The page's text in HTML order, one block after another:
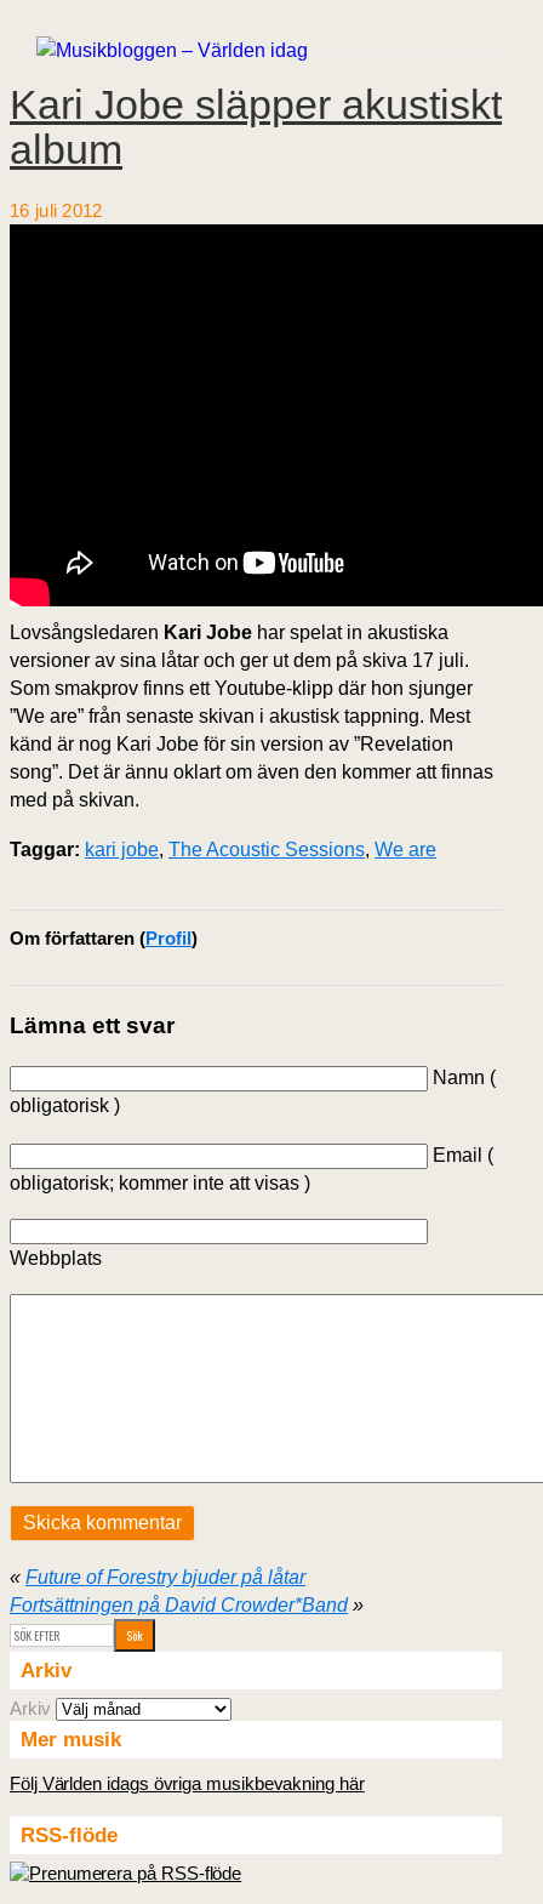
Kari Jobe släpper akustiskt
album
16 juli 2012
Lovsångsledaren Kari Jobe har spelat in akustiska
versioner av sina låtar och ger ut dem på skiva 17 juli.
Som smakprov finns ett Youtube-klipp där hon sjunger
”We are” från senaste skivan i akustisk tappning. Mest
känd är nog Kari Jobe för sin version av ”Revelation
song”. Det är ännu oklart om även den kommer att finnas
med på skivan.
Taggar: kari jobe, The Acoustic Sessions, We are
Om författaren (Profil)
Lämna ett svar
Namn (
obligatorisk )
Email (
obligatorisk; kommer inte att visas )
Webbplats
« Future of Forestry bjuder på låtar
Fortsättningen på David Crowder*Band»
Arkiv
Arkiv
Mer musik
Följ Världen idags övriga musikbevakning här
RSS-flöde